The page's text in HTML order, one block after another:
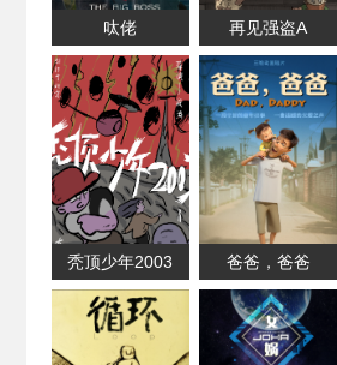
呔佬 再见强盗A
秃顶少年2003 爸爸，爸爸